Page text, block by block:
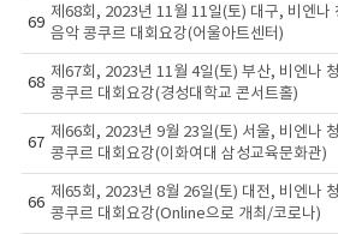
69
제68회, 2023년 11월 11일(토) 대구, 비엔나
음악 콩쿠르 대회요강(어울아트센터)
68
제67회, 2023년 11월 4일(토) 부산, 비엔나
콩쿠르 대회요강(경성대학교 콘서트홀)
67
제66회, 2023년 9월 23일(토) 서울, 비엔나
콩쿠르 대회요강(이화여대 삼성교육문화관)
66
제65회, 2023년 8월 26일(토) 대전, 비엔나
콩쿠르 대회요강(Online으로 개최/코로나)